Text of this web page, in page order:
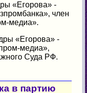
«Егорова» -
член
медиа».
«Егорова» -
медиа»,
Суда РФ.
в партию